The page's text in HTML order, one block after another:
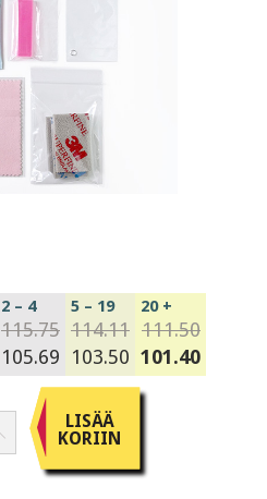
2 – 4
115.75
105.69
5 – 19
114.11
103.50
20 +
111.50
101.40
LISÄÄ
KORIIN